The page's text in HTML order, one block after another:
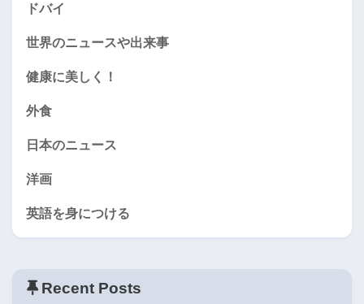
ドバイ
世界のニュースや出来事
健康に美しく！
外食
日本のニュース
洋画
英語を身につける
Recent Posts